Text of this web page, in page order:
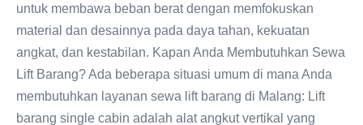
untuk membawa beban berat dengan memfokuskan
material dan desainnya pada daya tahan, kekuatan
angkat, dan kestabilan. Kapan Anda Membutuhkan Sewa
Lift Barang? Ada beberapa situasi umum di mana Anda
membutuhkan layanan sewa lift barang di Malang: Lift
barang single cabin adalah alat angkut vertikal yang